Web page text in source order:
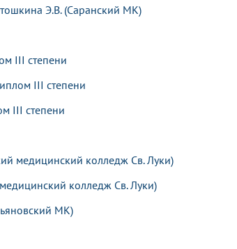
Э.В. (Саранский МК)
III степени
III степени
III степени
медицинский колледж Св. Луки)
колледж Св. Луки)
МК)